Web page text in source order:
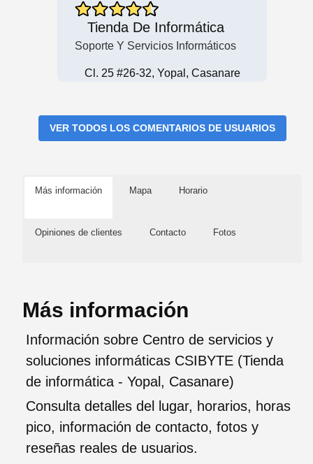
Tienda De Informática
Soporte Y Servicios Informáticos
Cl. 25 #26-32, Yopal, Casanare
VER TODOS LOS COMENTARIOS DE USUARIOS
Más información Mapa Horario
Opiniones de clientes Contacto Fotos
Más información
Información sobre Centro de servicios y
soluciones informáticas CSIBYTE (Tienda
de informática - Yopal, Casanare)
Consulta detalles del lugar, horarios, horas
pico, información de contacto, fotos y
reseñas reales de usuarios.